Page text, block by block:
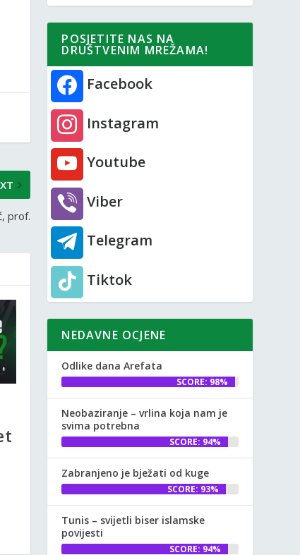
prof.
POSJETITE NAS NA
DRUŠTVENIM MREŽAMA!
Facebook
Instagram
Youtube
Viber
Telegram
Tiktok
NEDAVNE OCJENE
Odlike dana Arefata
SCORE: 98%
Neobaziranje – vrlina koja nam je
svima potrebna
SCORE: 94%
Zabranjeno je bježati od kuge
SCORE: 93%
Tunis – svijetli biser islamske
povijesti
SCORE: 94%